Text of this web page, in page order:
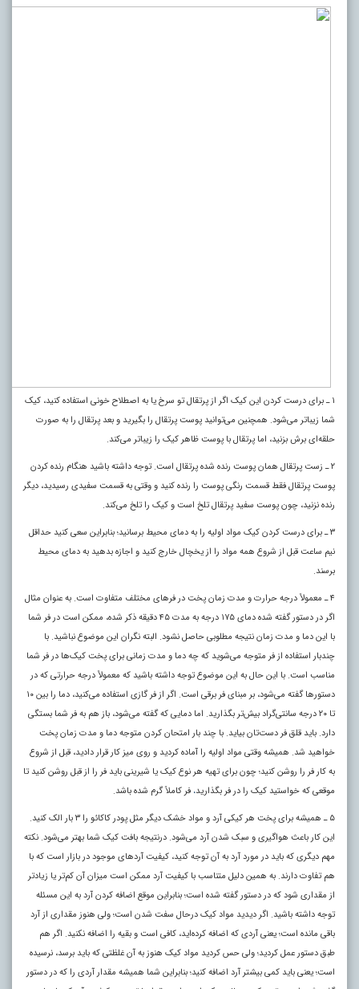
۱ ـ برای درست کردن این کیک اگر از پرتقال تو سرخ یا به اصطلاح خونی استفاده کنید، کیک
شما زیباتر می‌شود. همچنین می‌توانید پوست پرتقال را بگیرید و بعد پرتقال را به صورت
حلقه‌ای برش بزنید، اما پرتقال با پوست ظاهر کیک را زیباتر می‌کند.
۲ ـ زست پرتقال همان پوست رنده شده پرتقال است. توجه داشته باشید هنگام رنده کردن
پوست پرتقال فقط قسمت رنگی پوست را رنده کنید و وقتی به قسمت سفیدی رسیدید، دیگر
رنده نزنید، چون پوست سفید پرتقال تلخ است و کیک را تلخ می‌کند.
۳ ـ برای درست کردن کیک مواد اولیه را به دمای محیط برسانید؛ بنابراین سعی کنید حداقل
نیم ساعت قبل از شروع همه مواد را از یخچال خارج کنید و اجازه بدهید به دمای محیط
برسند.
۴ ـ معمولاً درجه حرارت و مدت زمان پخت در فر‌های مختلف متفاوت است. به عنوان مثال
اگر در دستور گفته شده دمای ۱۷۵ درجه به مدت ۴۵ دقیقه ذکر شده، ممکن است در فر شما
با این دما و مدت زمان نتیجه مطلوبی حاصل نشود. البته نگران این موضوع نباشید. با
چندبار استفاده از فر متوجه می‌شوید که چه دما و مدت زمانی برای پخت کیک‌ها در فر شما
مناسب است. با این حال به این موضوع توجه داشته باشید که معمولاً درجه حرارتی که در
دستور‌ها گفته می‌شود، بر مبنای فر برقی است. اگر از فر گازی استفاده می‌کنید، دما را بین ۱۰
تا ۲۰ درجه سانتی‌گراد بیش‌تر بگذارید. اما دمایی که گفته می‌شود، باز هم به فر شما بستگی
دارد. باید قلق فر دست‌تان بیاید. با چند بار امتحان کردن متوجه دما و مدت زمان پخت
خواهید شد. همیشه وقتی مواد اولیه را آماده کردید و روی میز کار قرار دادید، قبل از شروع
به کار فر را روشن کنید؛ چون برای تهیه هر نوع کیک یا شیرینی باید فر را از قبل روشن کنید تا
موقعی که خواستید کیک را در فر بگذارید، فر کاملاً گرم شده باشد.
۵ ـ همیشه برای پخت هر کیکی آرد و مواد خشک دیگر مثل پودر کاکائو را ۳ بار الک کنید.
این کار باعث هواگیری و سبک شدن آرد می‌شود. درنتیجه بافت کیک شما بهتر می‌شود. نکته
مهم دیگری که باید در مورد آرد به آن توجه کنید، کیفیت آرد‌های موجود در بازار است که با
هم تفاوت دارند. به همین دلیل متناسب با کیفیت آرد ممکن است میزان آن کم‌تر یا زیاد‌تر
از مقداری شود که در دستور گفته شده است؛ بنابراین موقع اضافه کردن آرد به این مسئله
توجه داشته باشید. اگر دیدید مواد کیک درحال سفت شدن است؛ ولی هنوز مقداری از آرد
باقی مانده است؛ یعنی آردی که اضافه کرده‌اید، کافی است و بقیه را اضافه نکنید. اگر هم
طبق دستور عمل کردید؛ ولی حس کردید مواد کیک هنوز به آن غلظتی که باید برسد، نرسیده
است؛ یعنی باید کمی بیشتر آرد اضافه کنید؛ بنابراین شما همیشه مقدار آردی را که در دستور